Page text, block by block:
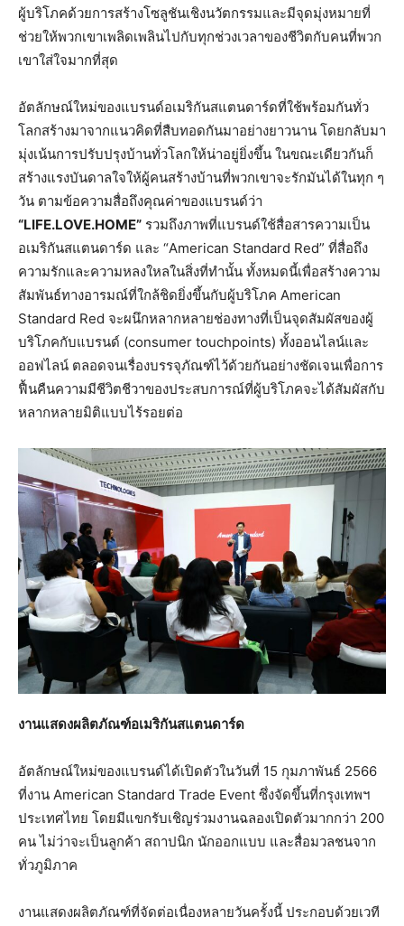
ผู้บริโภคด้วยการสร้างโซลูชันเชิงนวัตกรรมและมีจุดมุ่งหมายที่
ช่วยให้พวกเขาเพลิดเพลินไปกับทุกช่วงเวลาของชีวิตกับคนที่พวก
เขาใส่ใจมากที่สุด
อัตลักษณ์ใหม่ของแบรนด์อเมริกันสแตนดาร์ดที่ใช้พร้อมกันทั่ว
โลกสร้างมาจากแนวคิดที่สืบทอดกันมาอย่างยาวนาน โดยกลับมา
มุ่งเน้นการปรับปรุงบ้านทั่วโลกให้น่าอยู่ยิ่งขึ้น ในขณะเดียวกันก็
สร้างแรงบันดาลใจให้ผู้คนสร้างบ้านที่พวกเขาจะรักมันได้ในทุก ๆ
วัน ตามข้อความสื่อถึงคุณค่าของแบรนด์ว่า
“LIFE.LOVE.HOME” รวมถึงภาพที่แบรนด์ใช้สื่อสารความเป็น
อเมริกันสแตนดาร์ด และ “American Standard Red” ที่สื่อถึง
ความรักและความหลงใหลในสิ่งที่ทำนั้น ทั้งหมดนี้เพื่อสร้างความ
สัมพันธ์ทางอารมณ์ที่ใกล้ชิดยิ่งขึ้นกับผู้บริโภค American
Standard Red จะผนึกหลากหลายช่องทางที่เป็นจุดสัมผัสของผู้
บริโภคกับแบรนด์ (consumer touchpoints) ทั้งออนไลน์และ
ออฟไลน์ ตลอดจนเรื่องบรรจุภัณฑ์ไว้ด้วยกันอย่างชัดเจนเพื่อการ
ฟื้นคืนความมีชีวิตชีวาของประสบการณ์ที่ผู้บริโภคจะได้สัมผัสกับ
หลากหลายมิติแบบไร้รอยต่อ
งานแสดงผลิตภัณฑ์อเมริกันสแตนดาร์ด
อัตลักษณ์ใหม่ของแบรนด์ได้เปิดตัวในวันที่ 15 กุมภาพันธ์ 2566
ที่งาน American Standard Trade Event ซึ่งจัดขึ้นที่กรุงเทพฯ
ประเทศไทย โดยมีแขกรับเชิญร่วมงานฉลองเปิดตัวมากกว่า 200
คน ไม่ว่าจะเป็นลูกค้า สถาปนิก นักออกแบบ และสื่อมวลชนจาก
ทั่วภูมิภาค
งานแสดงผลิตภัณฑ์ที่จัดต่อเนื่องหลายวันครั้งนี้ ประกอบด้วยเวที